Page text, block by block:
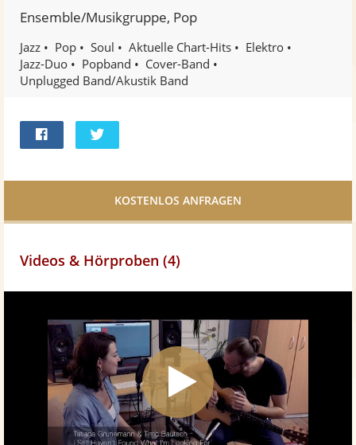
Ensemble/Musikgruppe, Pop
Jazz Pop Soul Aktuelle Chart-Hits
Elektro
Jazz-Duo
Popband
Cover-Band
Unplugged Band/Akustik Band
Facebook
Videos & Hörproben (4)